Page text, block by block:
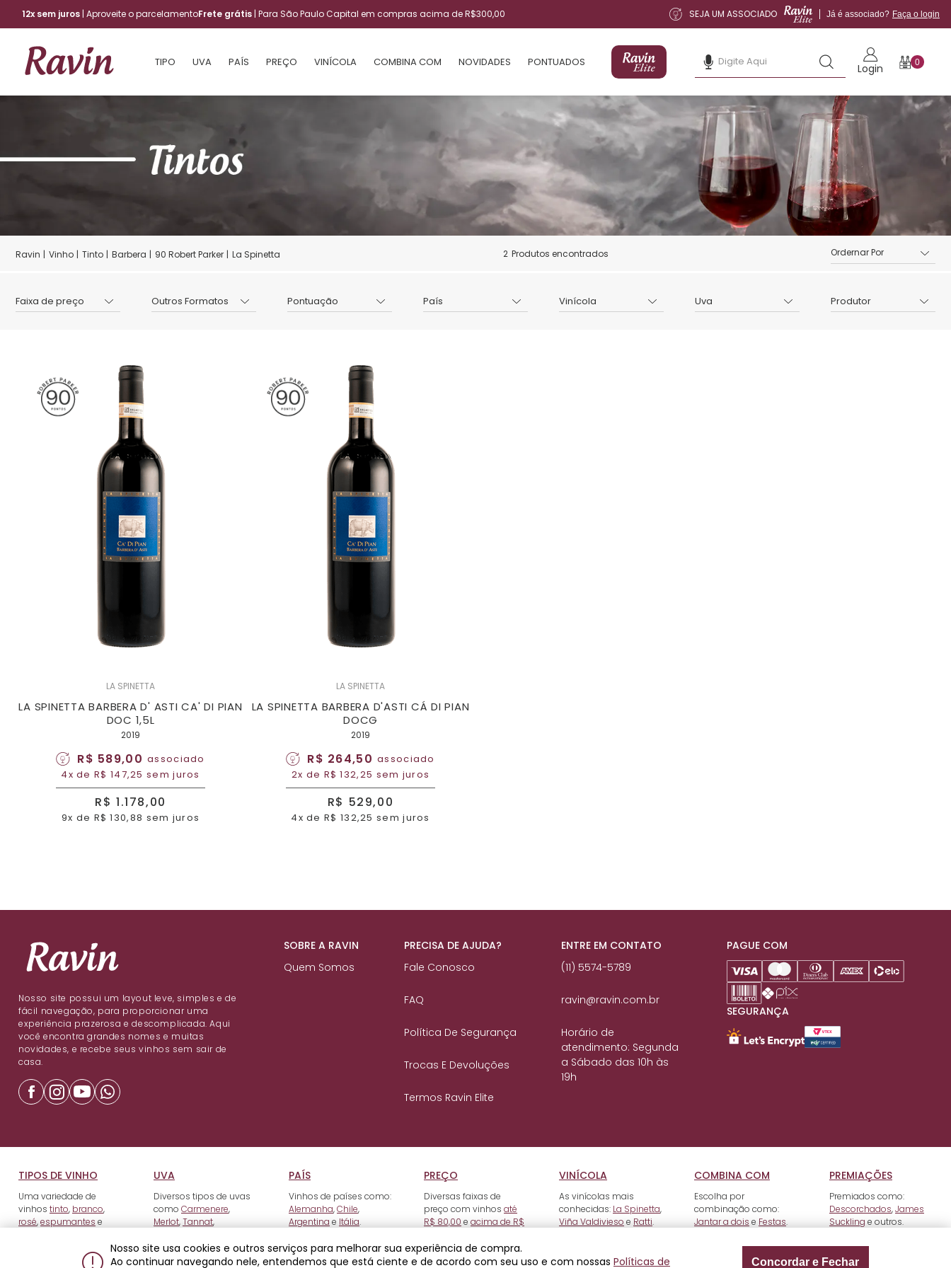
12x sem juros | Aproveite o parcelamentoFrete grátis | Para São Paulo Capital em compras acima de R$300,00 SEJA UM ASSOCIADO Já é associado? Faça o login
TIPO UVA PAÍS PREÇO VINÍCOLA COMBINA COM NOVIDADES PONTUADOS Login 0
Vinho Tinto Barbera 90 Robert Parker La Spinetta 2 Produtos encontrados
Faixa de preço Outros Formatos Pontuação País Vinícola Uva Produtor
LA SPINETTA
LA SPINETTA BARBERA D' ASTI CA' DI PIAN
DOC 1,5L
2019
R$ 589,00 associado
4x de R$ 147,25 sem juros
R$ 1.178,00
9x de R$ 130,88 sem juros
LA SPINETTA
LA SPINETTA BARBERA D'ASTI CÁ DI PIAN
DOCG
2019
R$ 264,50 associado
2x de R$ 132,25 sem juros
R$ 529,00
4x de R$ 132,25 sem juros
Nosso site possui um layout leve, simples e de
fácil navegação, para proporcionar uma
experiência prazerosa e descomplicada. Aqui
você encontra grandes nomes e muitas
novidades, e recebe seus vinhos sem sair de
casa.
SOBRE A RAVIN
Quem Somos
PRECISA DE AJUDA?
Fale Conosco
FAQ
Política De Segurança
Trocas E Devoluções
Termos Ravin Elite
ENTRE EM CONTATO
(11) 5574-5789
ravin@ravin.com.br
Horário de
atendimento: Segunda
a Sábado das 10h às
19h
PAGUE COM
SEGURANÇA
TIPOS DE VINHO
Uma variedade de
vinhos tinto, branco,
rosé,espumantes e
UVA
Diversos tipos de uvas
como Carmenere,
Merlot,Tannat,
PAÍS
Vinhos de países como:
Alemanha,Chile,
Argentina e Itália.
PREÇO
Diversas faixas de
preço com vinhos até
R$ 80,00 e acima de R$
VINÍCOLA
As vinícolas mais
conhecidas: La Spinetta,
Viña Valdivieso e Ratti.
COMBINA COM
Escolha por
combinação como:
Jantar a dois e Festas.
PREMIAÇÕES
Premiados como:
Descorchados,James
Suckling e outros.
Nosso site usa cookies e outros serviços para melhorar sua experiência de compra.
Ao continuar navegando nele, entendemos que está ciente e de acordo com seu uso e com nossas Políticas de Concordar e Fechar